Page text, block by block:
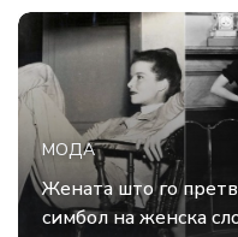
МОДА
Жената што го
симбол на женска